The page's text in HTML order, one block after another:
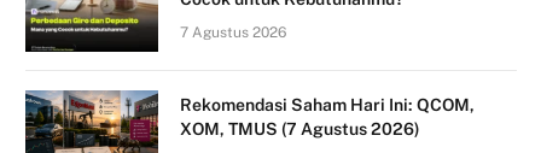
7 Agustus 2026
Rekomendasi Saham Hari Ini: QCOM,
XOM, TMUS (7 Agustus 2026)